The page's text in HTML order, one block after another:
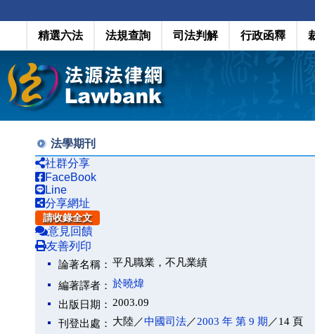
精選六法 法規查詢 司法判解 行政函釋
法學期刊
社群分享
FaceBook
Line
分享網址
請收錄全文
意見回饋
友善列印
論著名稱： 平凡職業，不凡業績
編著譯者： 於曉煒
出版日期： 2003.09
刊登出處： 大陸／中國司法／2003 年 第 9 期 ／14 頁